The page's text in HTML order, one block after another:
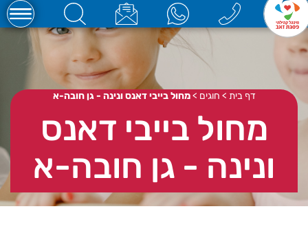
דף בית > חוגים > מחול בייבי דאנס ונינה - גן חובה-א
מחול בייבי דאנס
ונינה - גן חובה-א